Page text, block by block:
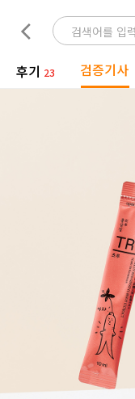
후기 23 검증기사